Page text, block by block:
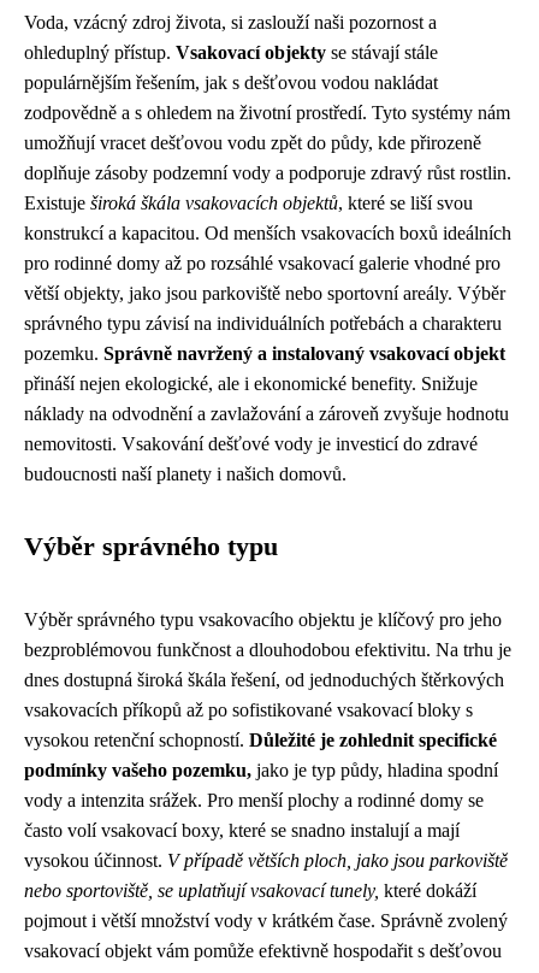
Voda, vzácný zdroj života, si zaslouží naši pozornost a
ohleduplný přístup. Vsakovací objekty se stávají stále
populárnějším řešením, jak s dešťovou vodou nakládat
zodpovědně a s ohledem na životní prostředí. Tyto systémy nám
umožňují vracet dešťovou vodu zpět do půdy, kde přirozeně
doplňuje zásoby podzemní vody a podporuje zdravý růst rostlin.
Existuje široká škála vsakovacích objektů, které se liší svou
konstrukcí a kapacitou. Od menších vsakovacích boxů ideálních
pro rodinné domy až po rozsáhlé vsakovací galerie vhodné pro
větší objekty, jako jsou parkoviště nebo sportovní areály. Výběr
správného typu závisí na individuálních potřebách a charakteru
pozemku. Správně navržený a instalovaný vsakovací objekt
přináší nejen ekologické, ale i ekonomické benefity. Snižuje
náklady na odvodnění a zavlažování a zároveň zvyšuje hodnotu
nemovitosti. Vsakování dešťové vody je investicí do zdravé
budoucnosti naší planety i našich domovů.
Výběr správného typu
Výběr správného typu vsakovacího objektu je klíčový pro jeho
bezproblémovou funkčnost a dlouhodobou efektivitu. Na trhu je
dnes dostupná široká škála řešení, od jednoduchých štěrkových
vsakovacích příkopů až po sofistikované vsakovací bloky s
vysokou retenční schopností. Důležité je zohlednit specifické
podmínky vašeho pozemku, jako je typ půdy, hladina spodní
vody a intenzita srážek. Pro menší plochy a rodinné domy se
často volí vsakovací boxy, které se snadno instalují a mají
vysokou účinnost. V případě větších ploch, jako jsou parkoviště
nebo sportoviště, se uplatňují vsakovací tunely, které dokáží
pojmout i větší množství vody v krátkém čase. Správně zvolený
vsakovací objekt vám pomůže efektivně hospodařit s dešťovou